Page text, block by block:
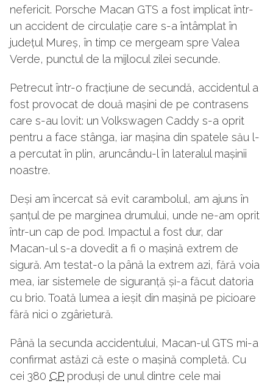
nefericit. Porsche Macan GTS a fost implicat într-
un accident de circulație care s-a întâmplat în
județul Mureș, în timp ce mergeam spre Valea
Verde, punctul de la mijlocul zilei secunde.
Petrecut într-o fracțiune de secundă, accidentul a
fost provocat de două mașini de pe contrasens
care s-au lovit: un Volkswagen Caddy s-a oprit
pentru a face stânga, iar mașina din spatele său l-
a percutat în plin, aruncându-l în lateralul mașinii
noastre.
Deși am încercat să evit carambolul, am ajuns în
șanțul de pe marginea drumului, unde ne-am oprit
într-un cap de pod. Impactul a fost dur, dar
Macan-ul s-a dovedit a fi o mașină extrem de
sigură. Am testat-o la până la extrem azi, fără voia
mea, iar sistemele de siguranță și-a făcut datoria
cu brio. Toată lumea a ieșit din mașină pe picioare
fără nici o zgârietură.
Până la secunda accidentului, Macan-ul GTS mi-a
confirmat astăzi că este o mașină completă. Cu
cei 380 CP produși de unul dintre cele mai